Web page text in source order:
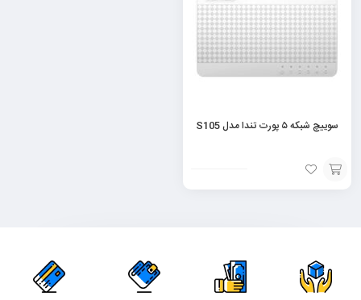
سوییچ شبکه ۵ پورت تندا مدل S105
افزودن